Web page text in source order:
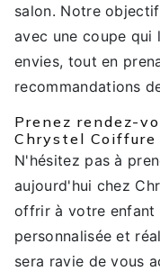
salon. Notre
avec une coupe
envies, tout en
recommandations
Prenez rendez-
Chrystel Coiffure
N'hésitez pas à
aujourd'hui chez
offrir à votre enfant
personnalisée et
sera ravie de vous